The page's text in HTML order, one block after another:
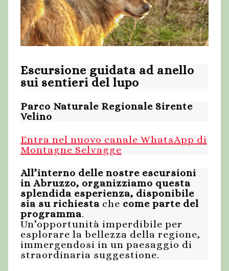
Escursione guidata ad anello
sui sentieri del lupo
Parco Naturale Regionale Sirente
Velino
Entra nel nuovo canale WhatsApp di
Montagne Selvagge
All’interno delle nostre escursioni
in Abruzzo, organizziamo questa
splendida esperienza, disponibile
sia su richiesta che come parte del
programma.
Un’opportunità imperdibile per
esplorare la bellezza della regione,
immergendosi in un paesaggio di
straordinaria suggestione.